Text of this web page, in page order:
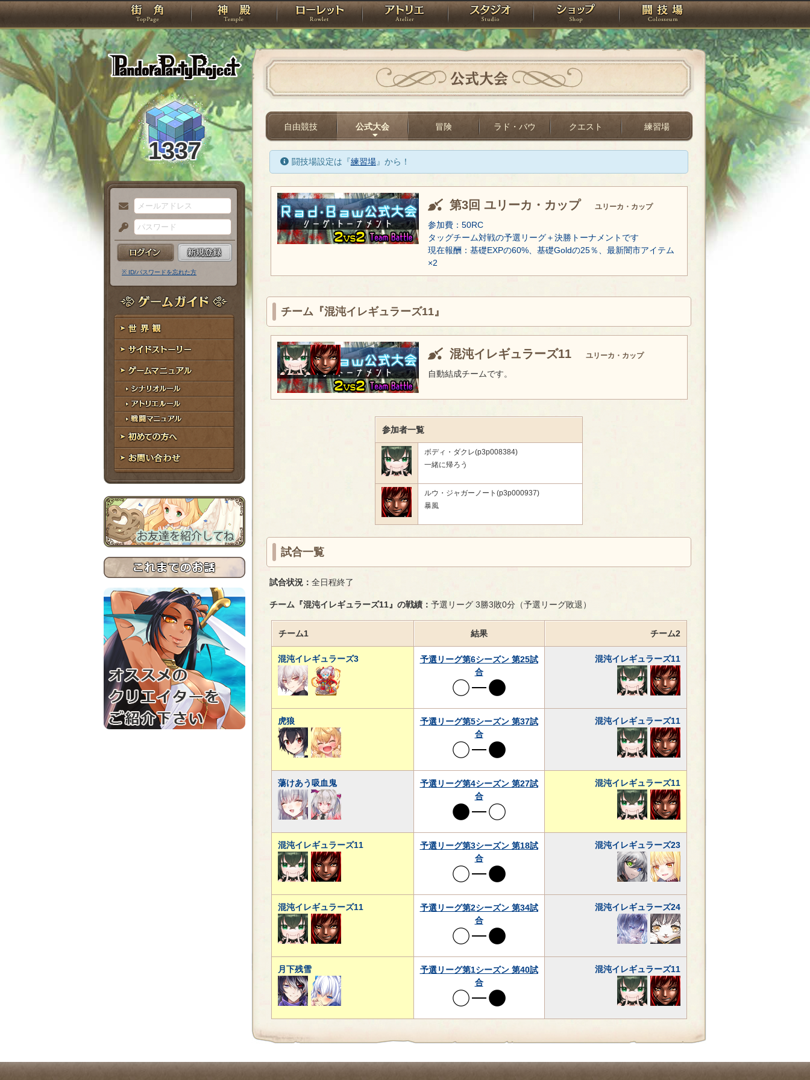
PandoraPartyProject
TOP 神殿 ローレット アトリエ スタジオ ショップ 闘技場
1337
メ
ー
ル
ア
ド
レ
ス
パ
ス
ー
ド
※ ID/パスワードを忘れた方
ゲームガイド
世界観
サイドストーリー
ゲームマニュアル
シナリオルール
アトリエルール
戦闘マニュアル
初めての方へ
お問い合わせ
公式大会
自由競技 公式大会 冒険 ラド・バウ クエスト 練習場
闘技場設定は『練習場』から！
第3回 ユリーカ・カップ ユリーカ・カップ
参加費：50RC
タッグチーム対戦の予選リーグ＋決勝トーナメントです
現在報酬：基礎EXPの60%、基礎Goldの25％、最新闇市アイテム
×2
チーム『混沌イレギュラーズ11』
混沌イレギュラーズ11 ユリーカ・カップ
自動結成チームです。
参加者一覧
ボディ・ダクレ(p3p008384)
一緒に帰ろう
ルウ・ジャガーノート(p3p000937)
暴風
試合一覧
試合状況： 全日程終了
チーム『混沌イレギュラーズ11』の戦績： 予選リーグ 3勝3敗0分（予選リーグ敗退）
チーム1 結果 チーム2
混沌イレギュラーズ3
予選リーグ第6シーズン 第25試
合
混沌イレギュラーズ11
虎狼
予選リーグ第5シーズン 第37試
合
混沌イレギュラーズ11
蕩けあう吸血鬼
予選リーグ第4シーズン 第27試
合
混沌イレギュラーズ11
混沌イレギュラーズ11
予選リーグ第3シーズン 第18試
合
混沌イレギュラーズ23
混沌イレギュラーズ11
予選リーグ第2シーズン 第34試
合
混沌イレギュラーズ24
月下残雪
予選リーグ第1シーズン 第40試
合
混沌イレギュラーズ11